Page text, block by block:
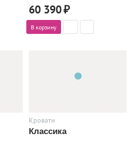
60 390₽
В корзину
Кровати
Классика